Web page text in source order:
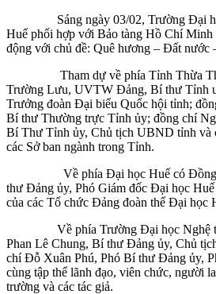
Sáng ngày 03/02, Trường Đại
Huế phối hợp với Bảo tàng Hồ Chí Minh
động với chủ đề: Quê hương – Đất nước
Tham dự về phía Tỉnh Thừa
Trường Lưu, UVTW Đảng, Bí thư Tỉnh
Trưởng đoàn Đại biểu Quốc hội tỉnh;
Bí thư Thường trực Tỉnh ủy; đồng chí
Bí Thư Tỉnh ủy, Chủ tịch UBND tỉnh và
các Sở ban ngành trong Tỉnh.
Về phía Đại học Huế có Đồng
thư Đảng ủy, Phó Giám đốc Đại học
của các Tổ chức Đảng đoàn thể Đại học
Về phía Trường Đại học Nghệ
Phan Lê Chung, Bí thư Đảng ủy, Chủ
chí Đỗ Xuân Phú, Phó Bí thư Đảng ủy,
cùng tập thể lãnh đạo, viên chức, người
trường và các tác giả.